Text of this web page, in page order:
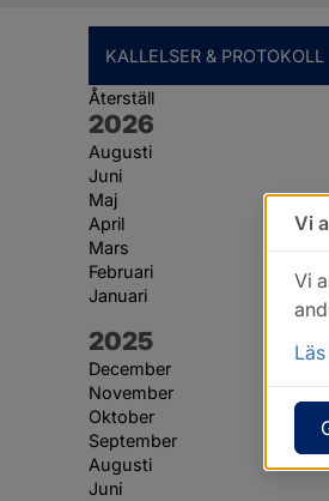
KALLELSER & PROTOKOLL
Återställ
År:
2026
Augusti
Juni
Maj
April
Mars
Februari
Januari
År:
2025
December
November
Oktober
September
Augusti
Juni
Vi
Vi